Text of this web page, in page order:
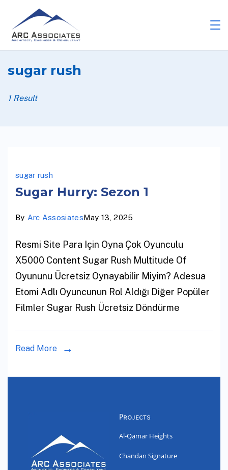
sugar rush
1 Result
sugar rush
Sugar Hurry: Sezon 1
By Arc AssosiatesMay 13, 2025
Resmi Site Para Için Oyna Çok Oyunculu
X5000 Content Sugar Rush Multitude Of
Oyununu Ücretsiz Oynayabilir Miyim? Adesua
Etomi Adlı Oyuncunun Rol Aldığı Diğer Popüler
Filmler Sugar Rush Ücretsiz Döndürme
Read More
Projects
Al-Qamar Heights
Chandan Signature